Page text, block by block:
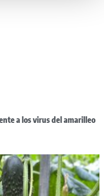
a los virus del amarilleo